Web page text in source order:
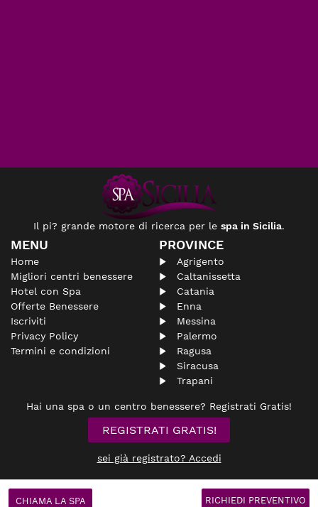
Il pi? grande motore di ricerca per le spa in Sicilia.
MENU
Home
Migliori centri benessere
Hotel con Spa
Offerte Benessere
Iscriviti
Privacy Policy
Termini e condizioni
PROVINCE
Agrigento
Caltanissetta
Catania
Enna
Messina
Palermo
Ragusa
Siracusa
Trapani
Hai una spa o un centro benessere? Registrati Gratis!
REGISTRATI GRATIS!
sei già registrato? Accedi
all'interno del portale e declina ogni responsabilità per tali contenuti o
RICHIEDI PREVENTIVO
CHIAMA LA SPA